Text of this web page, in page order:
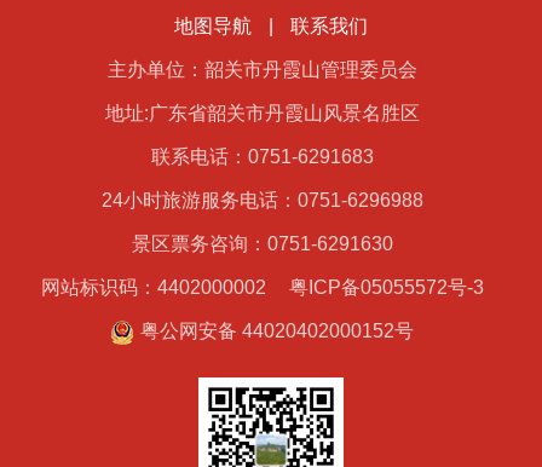
地图导航 联系我们
主办单位：韶关市丹霞山管理委员会
地址:广东省韶关市丹霞山风景名胜区
联系电话：0751-6291683
24小时旅游服务电话：0751-6296988
景区票务咨询：0751-6291630
网站标识码：4402000002 粤ICP备05055572号-3
粤公网安备 44020402000152号